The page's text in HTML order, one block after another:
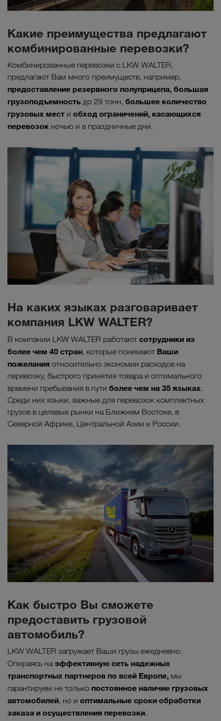
Какие преимущества предлагают
комбинированные перевозки?
Комбинированные перевозки с LKW WALTER,
предлагают Вам много преимуществ, например,
предоставление резервного полуприцепа, большая
грузоподъемность до 29 тонн, большее количество
грузовых мест и обход ограничений, касающихся
перевозок ночью и в праздничные дни.
На каких языках разговаривает
компания LKW WALTER?
В компании LKW WALTER работают сотрудники из
более чем 40 стран, которые понимают Ваши
пожелания относительно экономии расходов на
перевозку, быстрого принятия товара и оптимального
времени пребывания в пути более чем на 35 языках.
Среди них языки, важные для перевозок комплектных
грузов в целевые рынки на Ближнем Востоке, в
Северной Африке, Центральной Азии и России.
Как быстро Вы сможете
предоставить грузовой
автомобиль?
LKW WALTER загружает Ваши грузы ежедневно.
Опираясь на эффективную сеть надежных
транспортных партнеров по всей Европе, мы
гарантируем не только постоянное наличие грузовых
автомобилей, но и оптимальные сроки обработки
заказа и осуществления перевозки.